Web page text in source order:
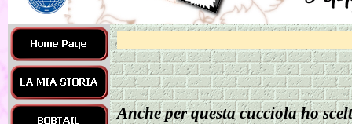
Anche per questa cucciola ho